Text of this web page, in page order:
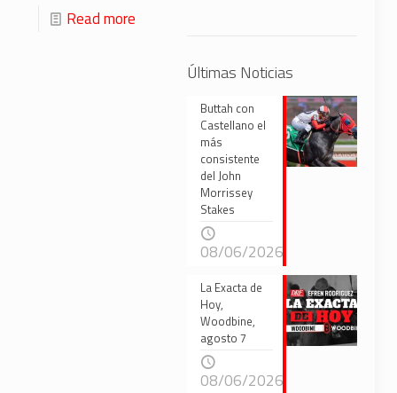
Read more
Últimas Noticias
Buttah con
Castellano el
más
consistente
del John
Morrissey
Stakes
08/06/2026
La Exacta de
Hoy,
Woodbine,
agosto 7
08/06/2026